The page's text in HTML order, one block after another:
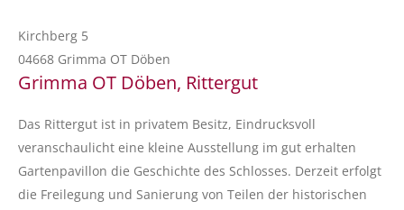
Kirchberg 5
04668 Grimma OT Döben
Grimma OT Döben, Rittergut
Das Rittergut ist in privatem Besitz, Eindrucksvoll
veranschaulicht eine kleine Ausstellung im gut erhalten
Gartenpavillon die Geschichte des Schlosses. Derzeit erfolgt
die Freilegung und Sanierung von Teilen der historischen